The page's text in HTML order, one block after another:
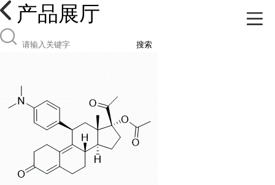
产品展厅
搜索